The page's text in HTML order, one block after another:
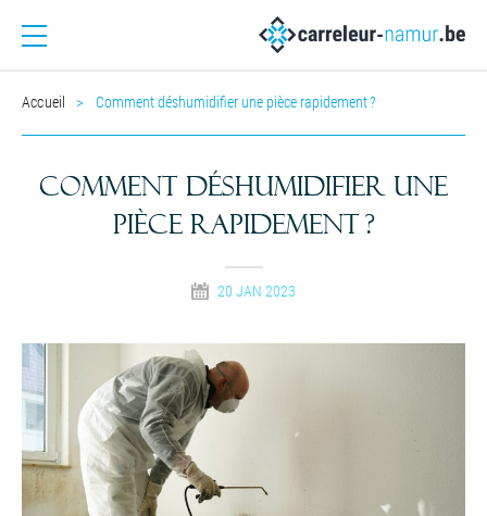
Accueil Comment déshumidifier une pièce rapidement ?
Comment déshumidifier une
pièce rapidement ?
20 JAN 2023